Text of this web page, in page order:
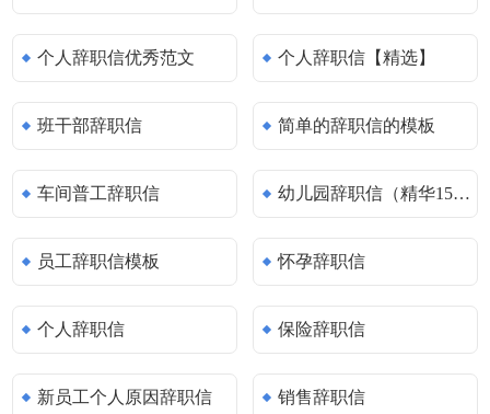
个人辞职信优秀范文 个人辞职信【精选】
班干部辞职信 简单的辞职信的模板
车间普工辞职信 幼儿园辞职信（精华15篇）
员工辞职信模板 怀孕辞职信
个人辞职信 保险辞职信
新员工个人原因辞职信 销售辞职信